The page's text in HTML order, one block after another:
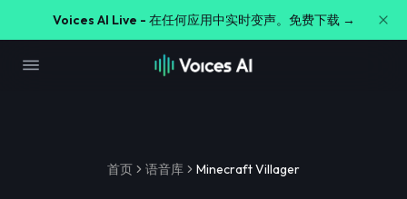
Voices AI Live - 在任何应用中实时变声。免费下载 →
首页 语音库 Minecraft Villager